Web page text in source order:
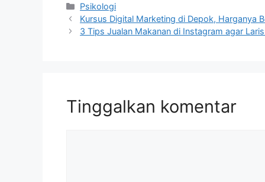
Kategori
Psikologi
Kursus Digital Marketing di Depok, Harganya
3 Tips Jualan Makanan di Instagram agar
Tinggalkan komentar